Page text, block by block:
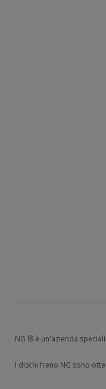
NG ® è un'azienda
I dischi freno NG sono